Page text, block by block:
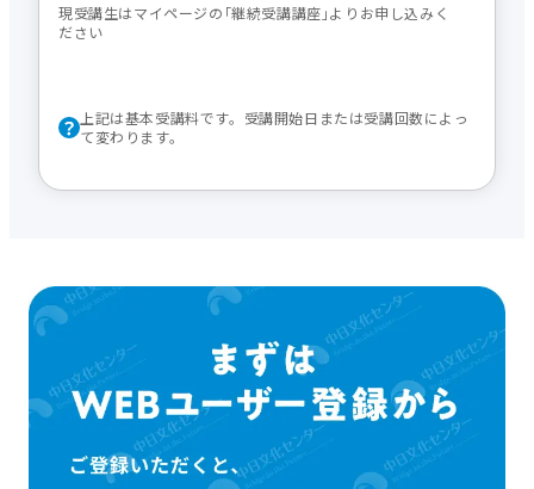
現受講生はマイページの｢継続受講講座｣よりお申し込みく
ださい
上記は基本受講料です。受講開始日または受講回数によっ
て変わります。